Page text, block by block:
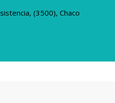
(3500), Chaco